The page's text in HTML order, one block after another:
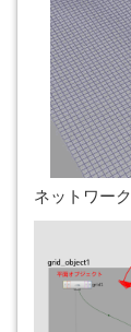
ネットワー